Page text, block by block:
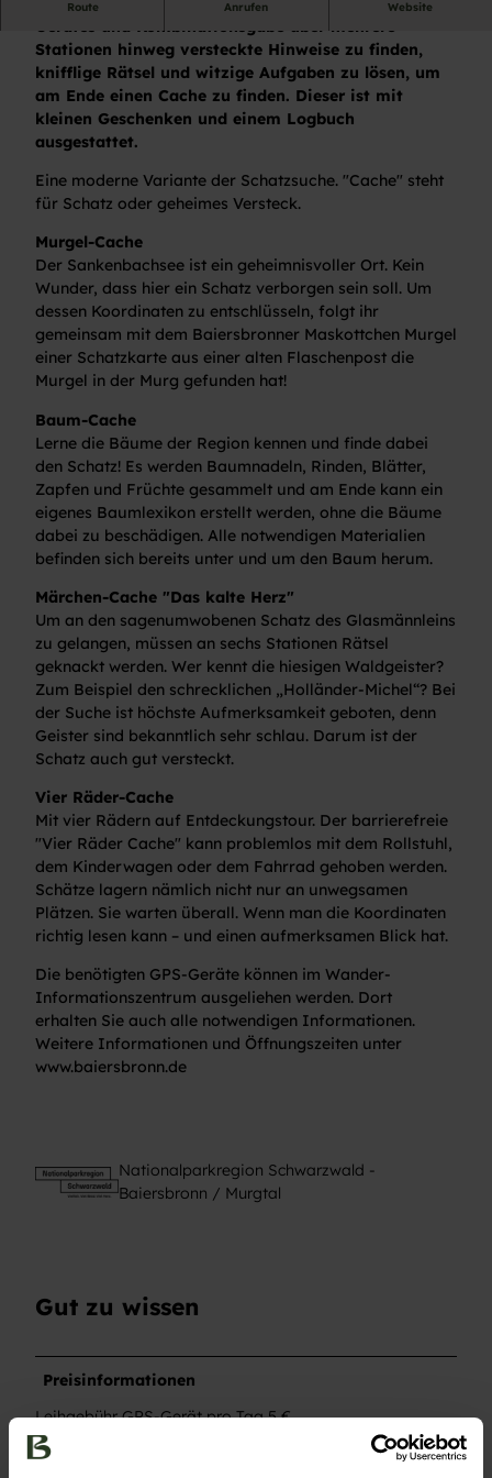
Route Anrufen Website
Gerätes und Kombinationsgabe über mehrere
Stationen hinweg versteckte Hinweise zu finden,
knifflige Rätsel und witzige Aufgaben zu lösen, um
am Ende einen Cache zu finden. Dieser ist mit
kleinen Geschenken und einem Logbuch
ausgestattet.
Eine moderne Variante der Schatzsuche. "Cache" steht
für Schatz oder geheimes Versteck.
Murgel-Cache
Der Sankenbachsee ist ein geheimnisvoller Ort. Kein
Wunder, dass hier ein Schatz verborgen sein soll. Um
dessen Koordinaten zu entschlüsseln, folgt ihr
gemeinsam mit dem Baiersbronner Maskottchen Murgel
einer Schatzkarte aus einer alten Flaschenpost die
Murgel in der Murg gefunden hat!
Baum-Cache
Lerne die Bäume der Region kennen und finde dabei
den Schatz! Es werden Baumnadeln, Rinden, Blätter,
Zapfen und Früchte gesammelt und am Ende kann ein
eigenes Baumlexikon erstellt werden, ohne die Bäume
dabei zu beschädigen. Alle notwendigen Materialien
befinden sich bereits unter und um den Baum herum.
Märchen-Cache "Das kalte Herz"
Um an den sagenumwobenen Schatz des Glasmännleins
zu gelangen, müssen an sechs Stationen Rätsel
geknackt werden. Wer kennt die hiesigen Waldgeister?
Zum Beispiel den schrecklichen „Holländer-Michel“? Bei
der Suche ist höchste Aufmerksamkeit geboten, denn
Geister sind bekanntlich sehr schlau. Darum ist der
Schatz auch gut versteckt.
Vier Räder-Cache
Mit vier Rädern auf Entdeckungstour. Der barrierefreie
"Vier Räder Cache" kann problemlos mit dem Rollstuhl,
dem Kinderwagen oder dem Fahrrad gehoben werden.
Schätze lagern nämlich nicht nur an unwegsamen
Plätzen. Sie warten überall. Wenn man die Koordinaten
richtig lesen kann – und einen aufmerksamen Blick hat.
Die benötigten GPS-Geräte können im Wander-
Informationszentrum ausgeliehen werden. Dort
erhalten Sie auch alle notwendigen Informationen.
Weitere Informationen und Öffnungszeiten unter
www.baiersbronn.de
Nationalparkregion Schwarzwald -
Baiersbronn / Murgtal
Gut zu wissen
Preisinformationen
Leihgebühr GPS-Gerät pro Tag 5 €